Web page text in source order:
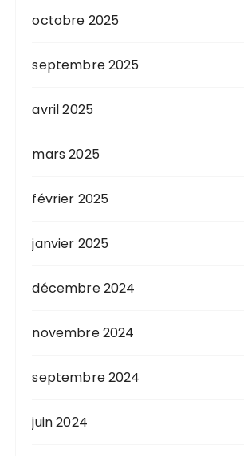
octobre 2025
septembre 2025
avril 2025
mars 2025
février 2025
janvier 2025
décembre 2024
novembre 2024
septembre 2024
juin 2024